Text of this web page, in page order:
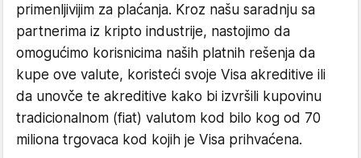
primenljivijim za plaćanja. Kroz našu saradnju sa
partnerima iz kripto industrije, nastojimo da
omogućimo korisnicima naših platnih rešenja da
kupe ove valute, koristeći svoje Visa akreditive ili
da unovče te akreditive kako bi izvršili kupovinu
tradicionalnom (fiat) valutom kod bilo kog od 70
miliona trgovaca kod kojih je Visa prihvaćena.